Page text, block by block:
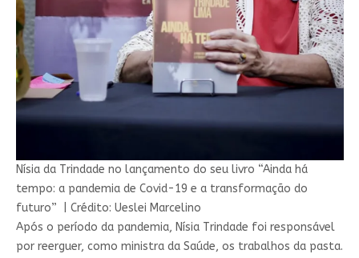
Nísia da Trindade no lançamento do seu livro “Ainda há
tempo: a pandemia de Covid-19 e a transformação do
futuro”
Crédito: Ueslei Marcelino
Após o período da pandemia, Nísia Trindade foi responsável
por reerguer, como ministra da Saúde, os trabalhos da pasta.